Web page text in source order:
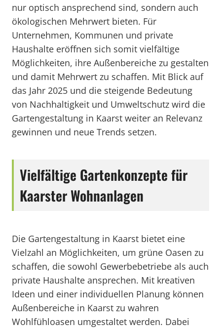
nur optisch ansprechend sind, sondern auch
ökologischen Mehrwert bieten. Für
Unternehmen, Kommunen und private
Haushalte eröffnen sich somit vielfältige
Möglichkeiten, ihre Außenbereiche zu gestalten
und damit Mehrwert zu schaffen. Mit Blick auf
das Jahr 2025 und die steigende Bedeutung
von Nachhaltigkeit und Umweltschutz wird die
Gartengestaltung in Kaarst weiter an Relevanz
gewinnen und neue Trends setzen.
Vielfältige Gartenkonzepte für
Kaarster Wohnanlagen
Die Gartengestaltung in Kaarst bietet eine
Vielzahl an Möglichkeiten, um grüne Oasen zu
schaffen, die sowohl Gewerbebetriebe als auch
private Haushalte ansprechen. Mit kreativen
Ideen und einer individuellen Planung können
Außenbereiche in Kaarst zu wahren
Wohlfühloasen umgestaltet werden. Dabei